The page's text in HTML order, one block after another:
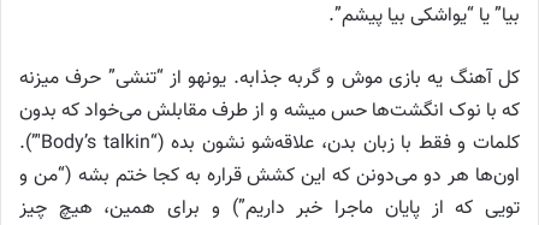
بیا” یا “یواشکی بیا پیشم”.
کل آهنگ یه بازی موش و گربه جذابه. یونهو از “تنشی” حرف میزنه
که با نوک انگشت‌ها حس میشه و از طرف مقابلش می‌خواد که بدون
کلمات و فقط با زبان بدن، علاقه‌شو نشون بده (“Body’s talkin'”).
اون‌ها هر دو می‌دونن که این کشش قراره به کجا ختم بشه (“من و
تویی که از پایان ماجرا خبر داریم”) و برای همین، هیچ چیز